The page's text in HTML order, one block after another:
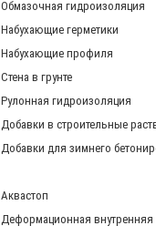
Обмазочная гидроизоляция
Набухающие герметики
Набухающие профиля
Стена в грунте
Рулонная гидроизоляция
Добавки в строительные
Добавки для зимнего
Аквастоп
Деформационная внутренняя